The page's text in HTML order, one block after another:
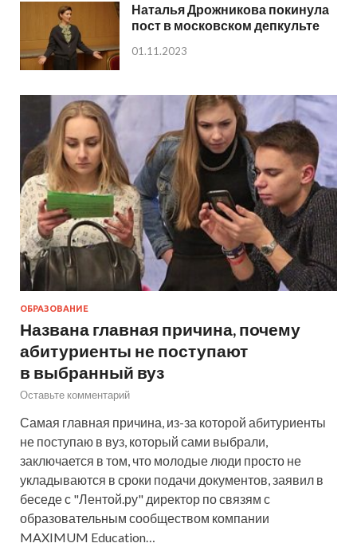
Наталья Дрожникова покинула
пост в московском депкульте
01.11.2023
ОБРАЗОВАНИЕ
Названа главная причина, почему
абитуриенты не поступают
в выбранный вуз
Оставьте комментарий
Самая главная причина, из-за которой абитуриенты
не поступаю в вуз, который сами выбрали,
заключается в том, что молодые люди просто не
укладываются в сроки подачи документов, заявил в
беседе с "Лентой.ру" директор по связям с
образовательным сообществом компании
MAXIMUM Education…